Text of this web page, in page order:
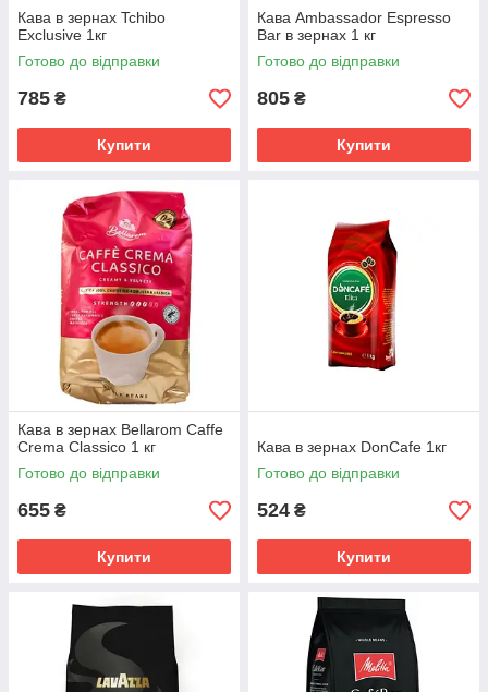
Кава в зернах Tchibo
Exclusive 1кг
Готово до відправки
785 ₴
Купити
Кава Ambassador Espresso
Bar в зернах 1 кг
Готово до відправки
805 ₴
Купити
Кава в зернах Bellarom Caffe
Crema Classico 1 кг
Готово до відправки
655 ₴
Купити
Кава в зернах DonCafe 1кг
Готово до відправки
524 ₴
Купити